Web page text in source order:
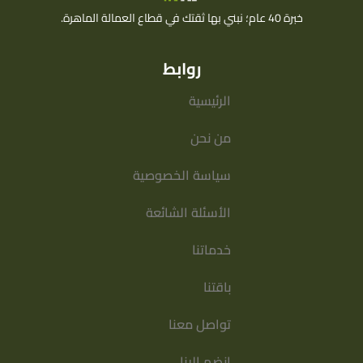
خبرة 40 عام؛ نبني بها ثقتك في قطاع العمالة الماهرة.
روابط
الرئيسية
من نحن
سياسة الخصوصية
الأسئلة الشائعة
خدماتنا
باقتنا
تواصل معنا